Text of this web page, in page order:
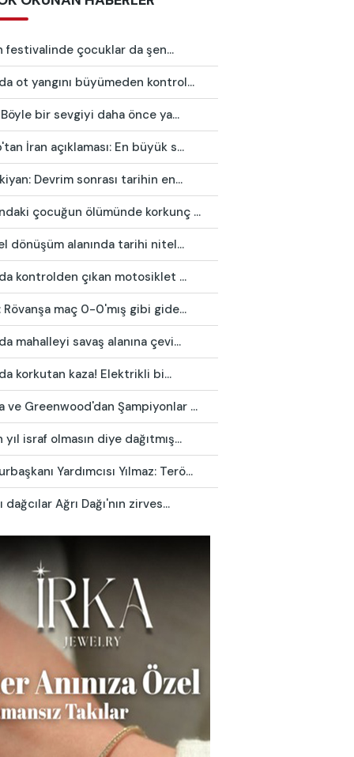
festivalinde çocuklar da şen...
ot yangını büyümeden kontrol...
Böyle bir sevgiyi daha önce ya...
İran açıklaması: En büyük s...
Devrim sonrası tarihin en...
çocuğun ölümünde korkunç ...
dönüşüm alanında tarihi nitel...
kontrolden çıkan motosiklet ...
Rövanşa maç 0-0'mış gibi gide...
mahalleyi savaş alanına çevi...
korkutan kaza! Elektrikli bi...
ve Greenwood'dan Şampiyonlar ...
yıl israf olmasın diye dağıtmış...
Yardımcısı Yılmaz: Terö...
dağcılar Ağrı Dağı'nın zirves...